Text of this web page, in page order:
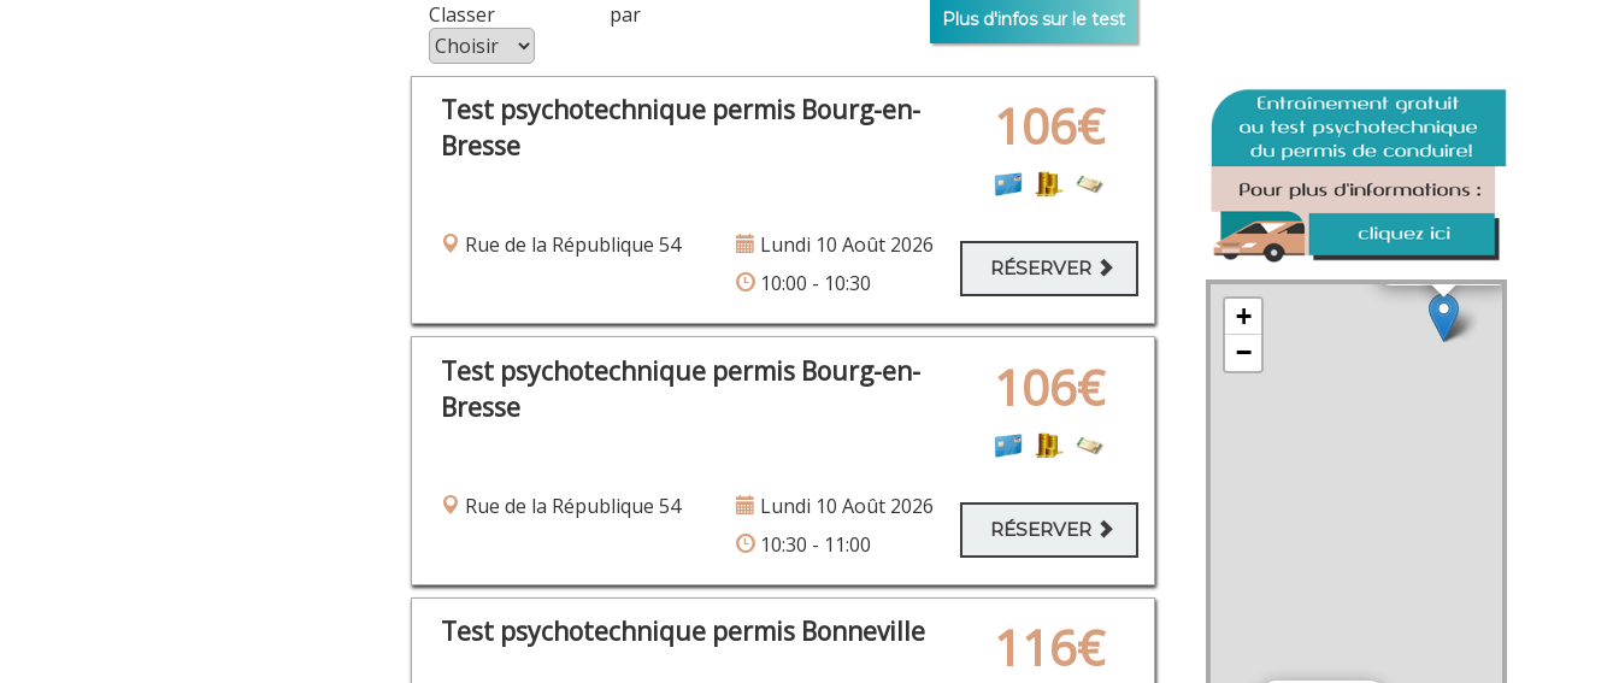
Classer par Plus d'infos sur le test
Test psychotechnique permis Bourg-en-
Bresse
Rue de la République 54
Lundi 10 Août 2026
10:00 - 10:30
106€
RÉSERVER
Test psychotechnique permis Bourg-en-
Bresse
Rue de la République 54
Lundi 10 Août 2026
10:30 - 11:00
106€
RÉSERVER
Test psychotechnique permis Bonneville 116€
Rue Louise de Savoie 7 ×
Rue Lamartine 3 ×
×
+
−